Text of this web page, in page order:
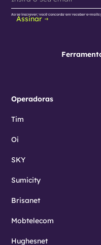
Assinar
Ao se inscrever, você concorda em receber e-
Operadoras
Tim
Oi
SKY
Sumicity
Brisanet
Mobtelecom
Hughesnet